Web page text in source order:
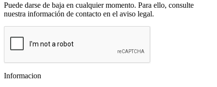
Puede darse de baja en cualquier momento. Para ello, consulte
nuestra información de contacto en el aviso legal.
Informacion